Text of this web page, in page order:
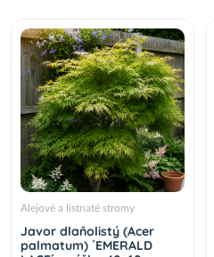
Alejové a listnaté stromy
Javor dlaňolistý (Acer
palmatum) ´EMERALD